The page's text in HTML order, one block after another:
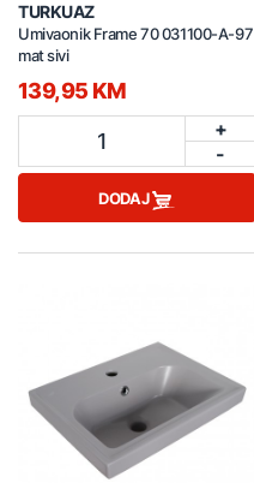
TURKUAZ
Umivaonik Frame 70 031100-A-97
mat sivi
139,95 KM
1
+
-
DODAJ